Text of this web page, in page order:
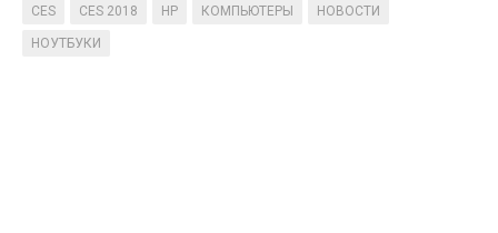
CES CES 2018 HP КОМПЬЮТЕРЫ НОВОСТИ
НОУТБУКИ